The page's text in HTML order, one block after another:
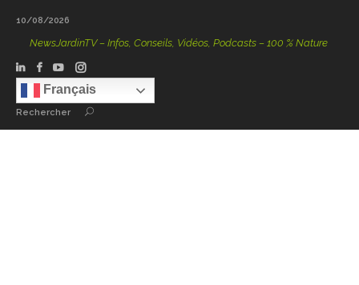
10/08/2026
NewsJardinTV – Infos, Conseils, Vidéos, Podcasts – 100 % Nature
Français
Rechercher